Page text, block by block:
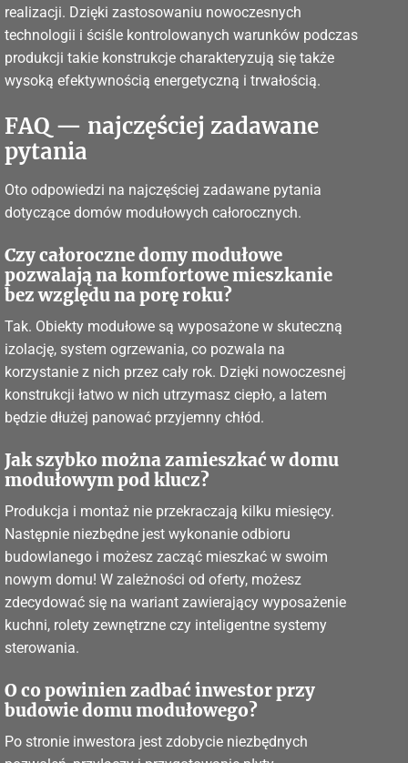
realizacji. Dzięki zastosowaniu nowoczesnych
technologii i ściśle kontrolowanych warunków podczas
produkcji takie konstrukcje charakteryzują się także
wysoką efektywnością energetyczną i trwałością.
FAQ — najczęściej zadawane
pytania
Oto odpowiedzi na najczęściej zadawane pytania
dotyczące domów modułowych całorocznych.
Czy całoroczne domy modułowe
pozwalają na komfortowe mieszkanie
bez względu na porę roku?
Tak. Obiekty modułowe są wyposażone w skuteczną
izolację, system ogrzewania, co pozwala na
korzystanie z nich przez cały rok. Dzięki nowoczesnej
konstrukcji łatwo w nich utrzymasz ciepło, a latem
będzie dłużej panować przyjemny chłód.
Jak szybko można zamieszkać w domu
modułowym pod klucz?
Produkcja i montaż nie przekraczają kilku miesięcy.
Następnie niezbędne jest wykonanie odbioru
budowlanego i możesz zacząć mieszkać w swoim
nowym domu! W zależności od oferty, możesz
zdecydować się na wariant zawierający wyposażenie
kuchni, rolety zewnętrzne czy inteligentne systemy
sterowania.
O co powinien zadbać inwestor przy
budowie domu modułowego?
Po stronie inwestora jest zdobycie niezbędnych